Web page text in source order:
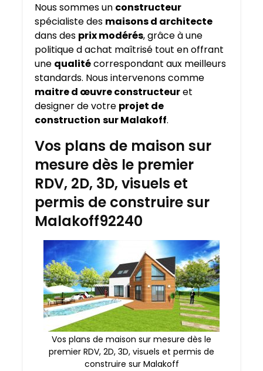
Nous sommes un constructeur
spécialiste des maisons d architecte
dans des prix modérés, grâce à une
politique d achat maîtrisé tout en offrant
une qualitécorrespondant aux meilleurs
standards. Nous intervenons comme
maitre d œuvre constructeuret
designer de votre projet de
construction sur Malakoff.
Vos plans de maison sur
mesure dès le premier
RDV, 2D, 3D, visuels et
permis de construire sur
Malakoff92240
Vos plans de maison sur mesure dès le
premier RDV, 2D, 3D, visuels et permis de
construire sur Malakoff